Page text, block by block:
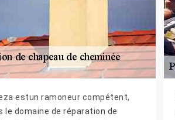
estun ramoneur compétent,
le domaine de réparation de